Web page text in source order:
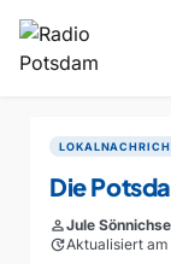
Die
personJule
updateAktualisiert am